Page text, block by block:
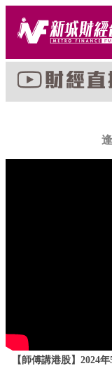
【師傅講港股】2024